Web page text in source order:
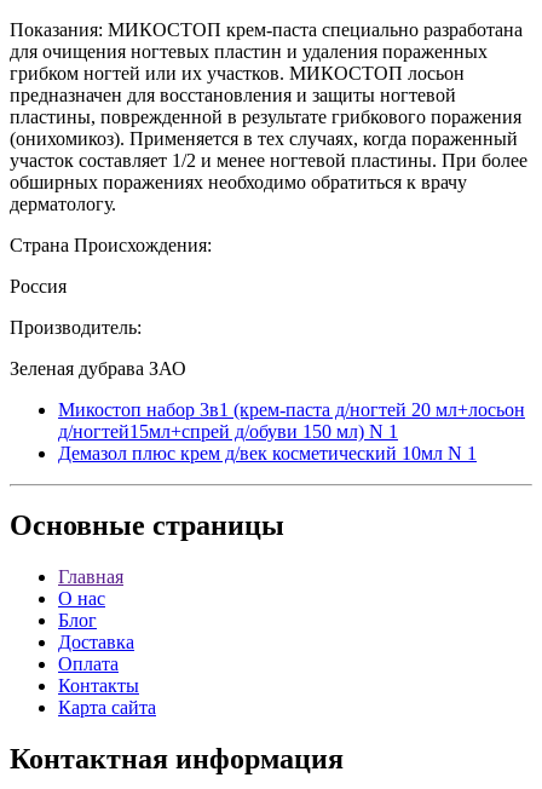
Показания: МИКОСТОП крем-паста специально разработана
для очищения ногтевых пластин и удаления пораженных
грибком ногтей или их участков. МИКОСТОП лосьон
предназначен для восстановления и защиты ногтевой
пластины, поврежденной в результате грибкового поражения
(онихомикоз). Применяется в тех случаях, когда пораженный
участок составляет 1/2 и менее ногтевой пластины. При более
обширных поражениях необходимо обратиться к врачу
дерматологу.
Страна Происхождения:
Россия
Производитель:
Зеленая дубрава ЗАО
Микостоп набор 3в1 (крем-паста д/ногтей 20 мл+лосьон
д/ногтей15мл+спрей д/обуви 150 мл) N 1
Демазол плюс крем д/век косметический 10мл N 1
Основные страницы
Главная
О нас
Блог
Доставка
Оплата
Контакты
Карта сайта
Контактная информация